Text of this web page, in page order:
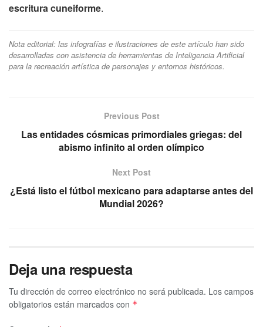
escritura cuneiforme.
Nota editorial: las infografías e ilustraciones de este artículo han sido
desarrolladas con asistencia de herramientas de Inteligencia Artificial
para la recreación artística de personajes y entornos históricos.
Previous Post
Las entidades cósmicas primordiales griegas: del
abismo infinito al orden olímpico
Next Post
¿Está listo el fútbol mexicano para adaptarse antes del
Mundial 2026?
Deja una respuesta
Tu dirección de correo electrónico no será publicada. Los campos
obligatorios están marcados con *